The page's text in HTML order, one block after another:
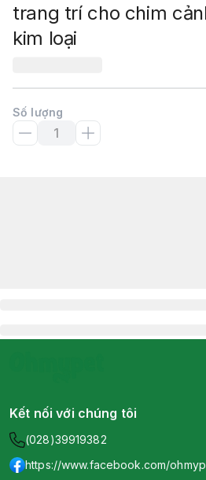
trang trí cho chim
kim loại
Số lượng
Kết nối với chúng tôi
(028)39919382
https://www.facebook.com/